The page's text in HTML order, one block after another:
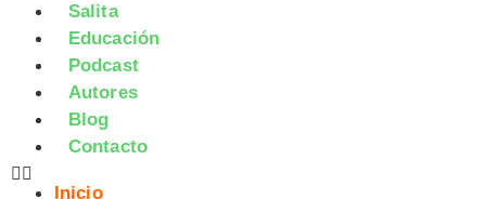
Salita
Educación
Podcast
Autores
Blog
Contacto
Inicio